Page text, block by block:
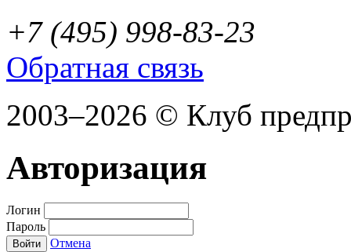
+7 (495) 998-83-23
Обратная связь
2003–2026 © Клуб
Авторизация
Логин
Пароль
Войти Отмена